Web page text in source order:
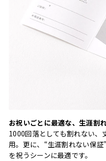
お祝いごとに最適な、生涯割
1000回落としても割れない、
用。更に、“生涯割れない保
を祝うシーンに最適です。